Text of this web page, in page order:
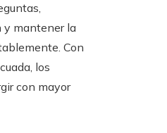
y mantener la
Con
los
con mayor